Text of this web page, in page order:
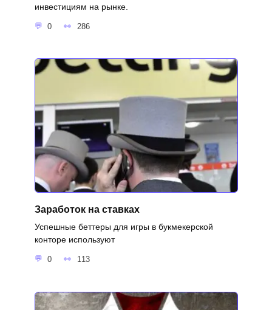
инвестициям на рынке.
0 286
Заработок на ставках
Успешные беттеры для игры в букмекерской
конторе используют
0 113